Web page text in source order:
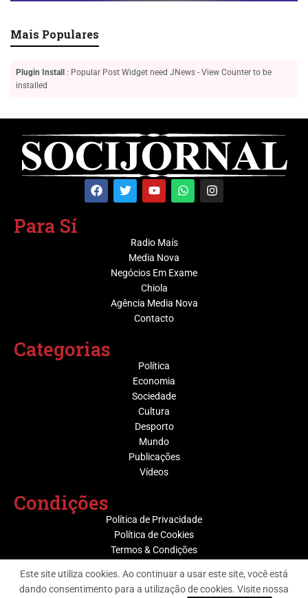
Mais Populares
Plugin Install : Popular Post Widget need JNews - View Counter to be
installed
Para Sí
Radio Maís
Media Nova
Negócios Em Exame
Chiola
Agência Media Nova
Contacto
Categorias
Política
Economia
Sociedade
Cultura
Desporto
Mundo
Publicações
Vídeos
Condições
Política de Privacidade
Política de Cookies
Termos & Condições
Este site utiliza cookies. Ao continuar a usar este site, você está
dando consentimento para a utilização de cookies. Visite nossa